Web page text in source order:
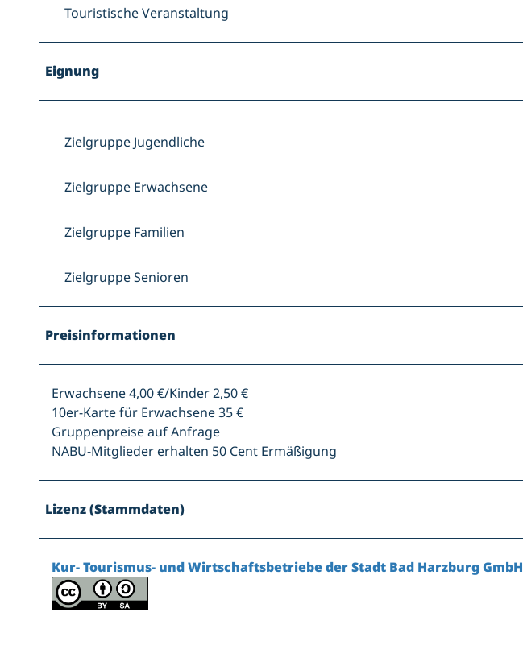
Touristische Veranstaltung
Eignung
Zielgruppe Jugendliche
Zielgruppe Erwachsene
Zielgruppe Familien
Zielgruppe Senioren
Preisinformationen
Erwachsene 4,00 €/Kinder 2,50 €
10er-Karte für Erwachsene 35 €
Gruppenpreise auf Anfrage
NABU-Mitglieder erhalten 50 Cent Ermäßigung
Lizenz (Stammdaten)
Kur- Tourismus- und Wirtschaftsbetriebe der Stadt Bad Harzburg GmbH